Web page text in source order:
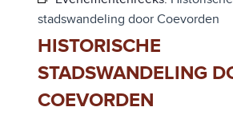
stadswandeling door Coevorden
HISTORISCHE
STADSWANDELING
COEVORDEN